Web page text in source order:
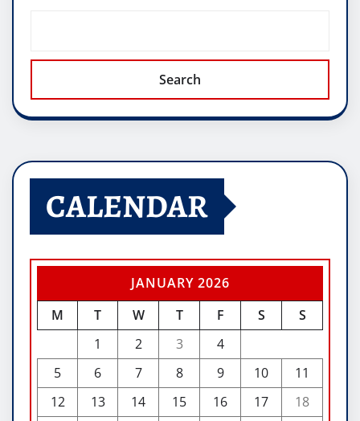
Search
CALENDAR
JANUARY 2026
M
T W T F S
S
1
2 3
4
5
6 7 8 9 10
11
12
13 14 15 16 17
18